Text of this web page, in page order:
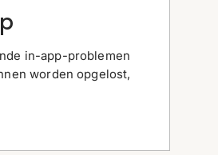
in-app-problemen
worden opgelost,